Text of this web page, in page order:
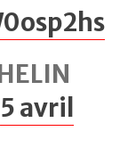
5 avril